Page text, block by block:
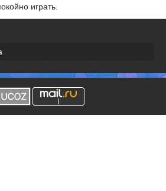
играть.